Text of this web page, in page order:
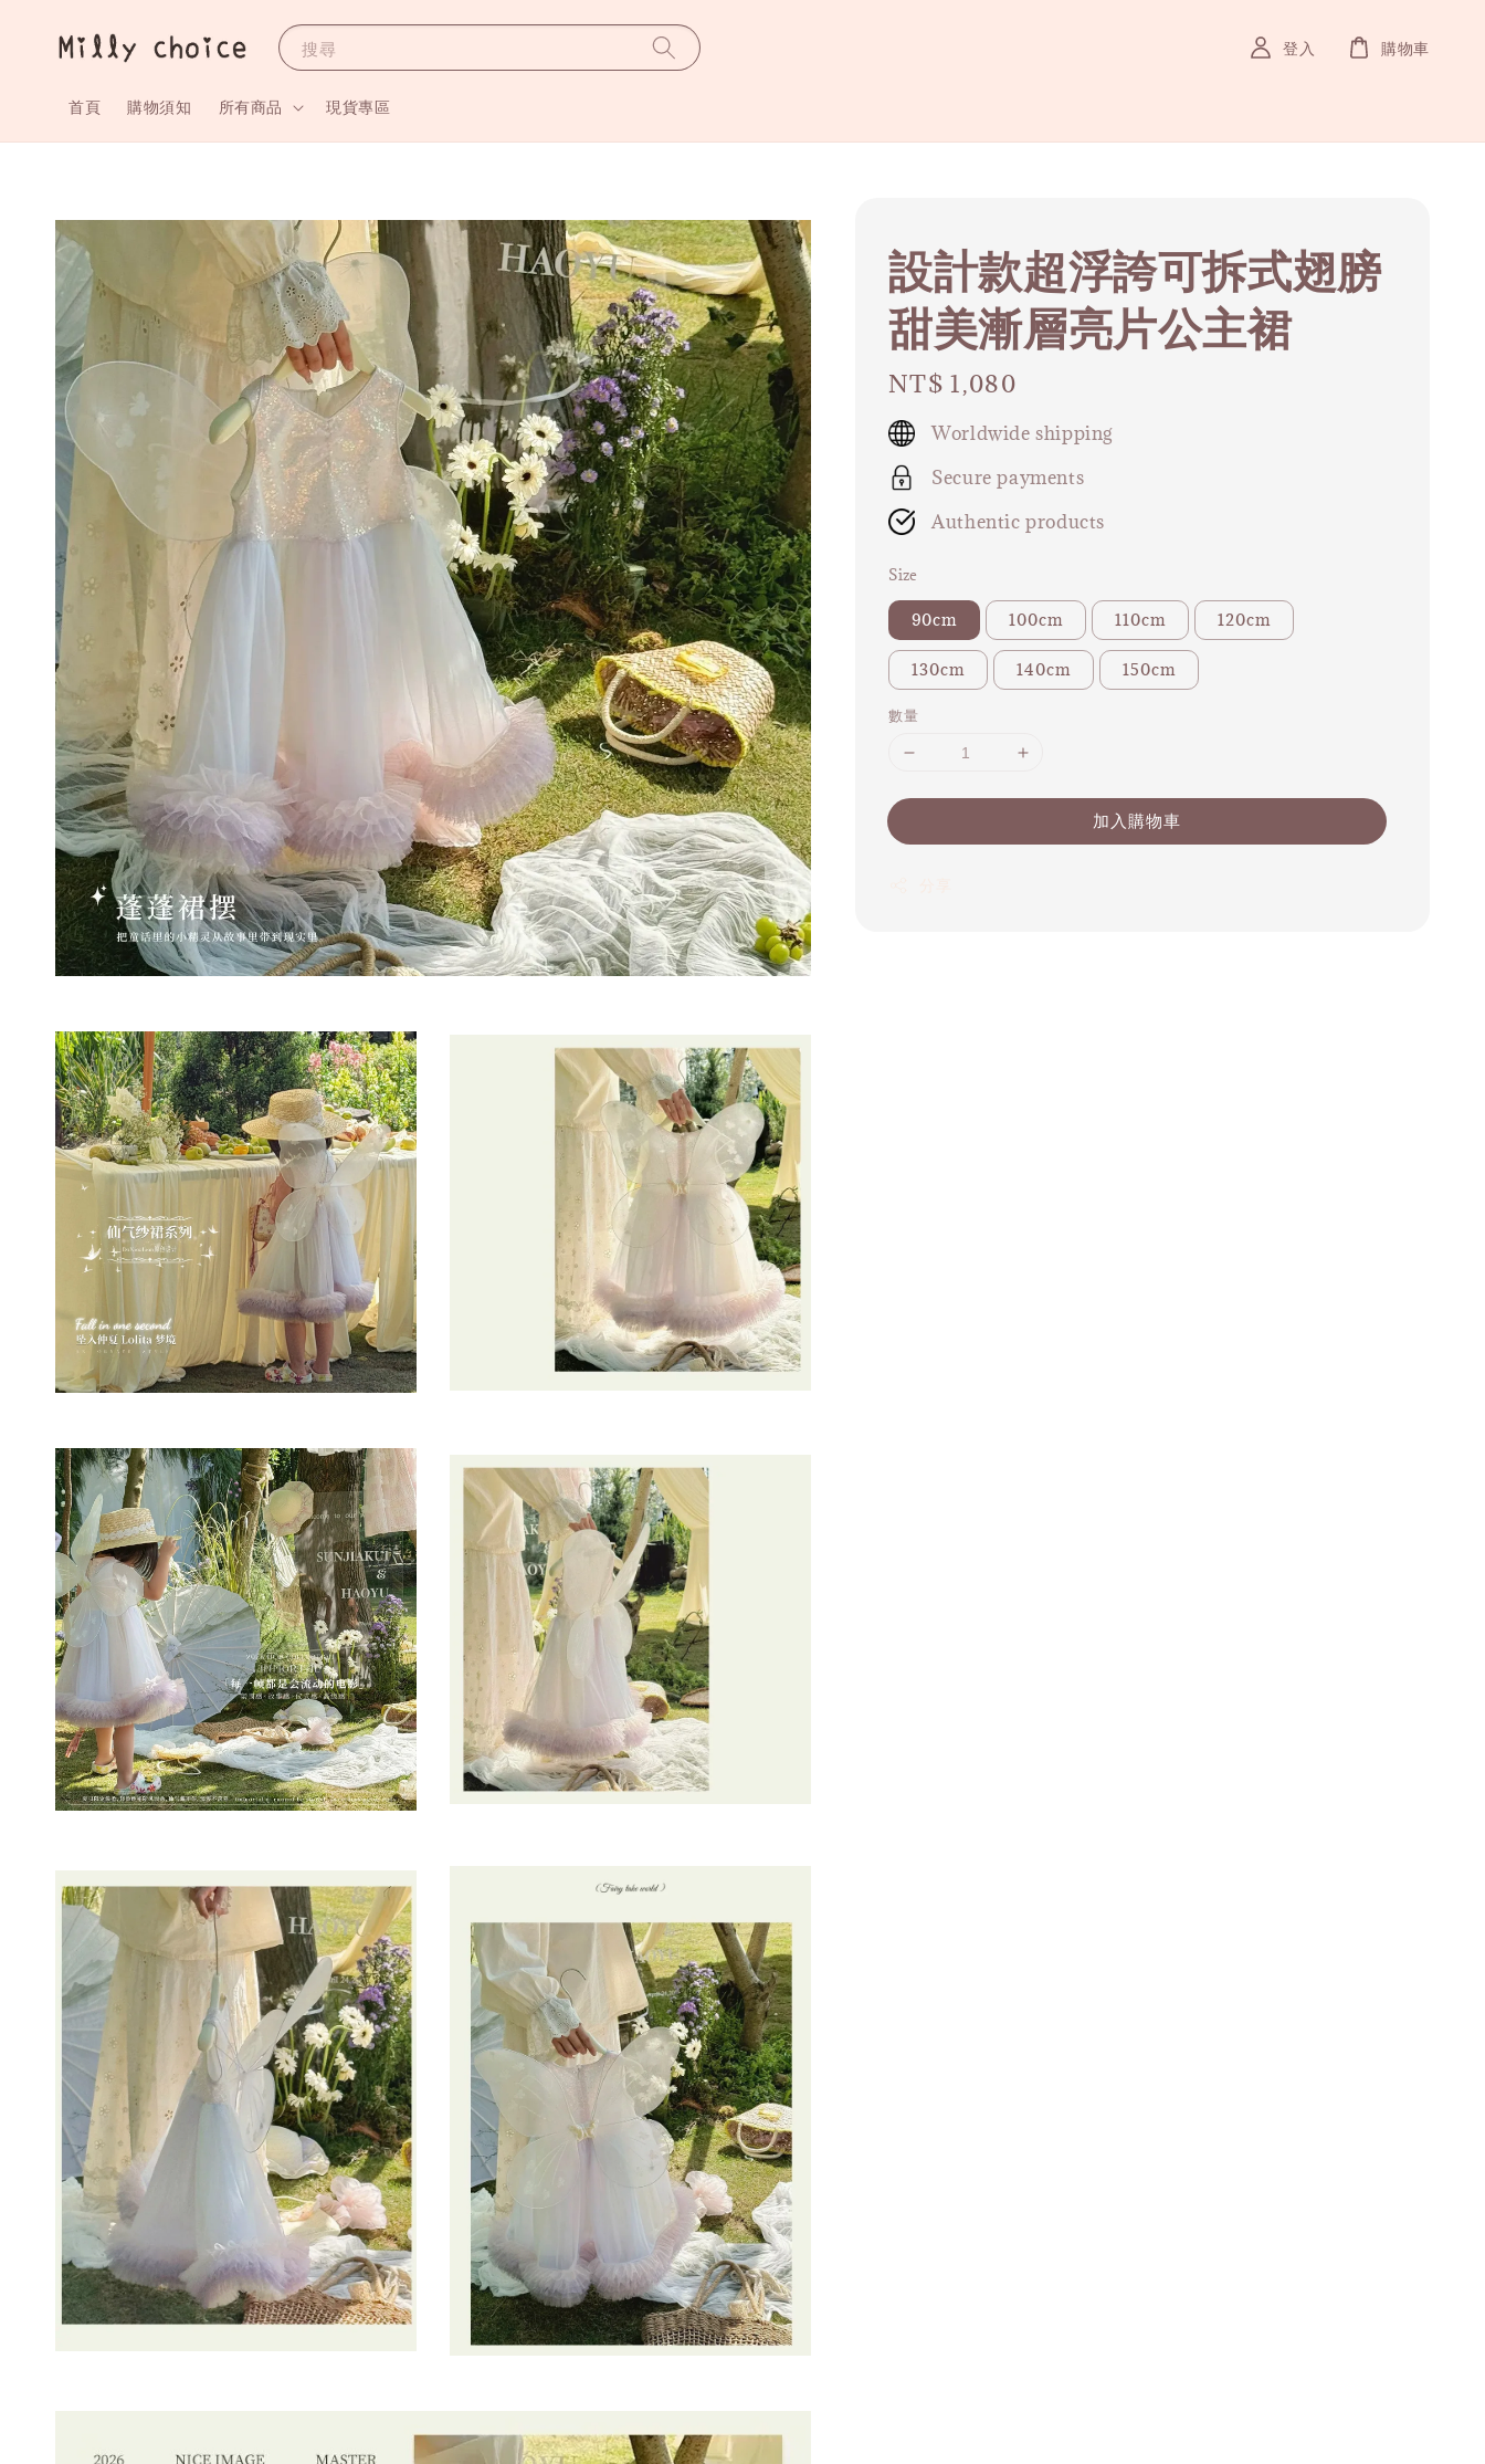
搜尋
首頁 購物須知 所有商品 現貨專區
登入 購物車
設計款超浮誇可拆式翅膀
甜美漸層亮片公主裙
Regular
price
NT$ 1,080
Worldwide shipping
Secure payments
Authentic products
Size
90cm 100cm 110cm 120cm
130cm 140cm 150cm
數量
加入購物車